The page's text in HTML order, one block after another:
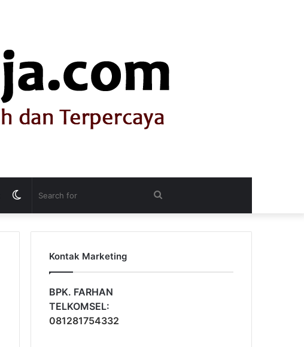
for
Switch
skin
Kontak Marketing
BPK. FARHAN
TELKOMSEL:
081281754332